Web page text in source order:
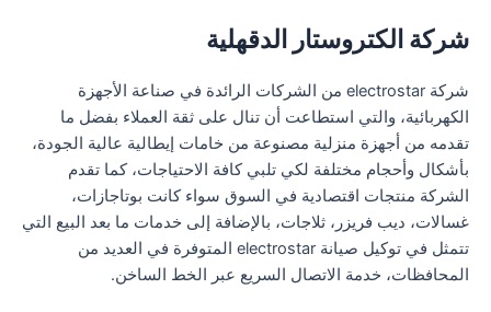
شركة الكتروستار الدقهلية
شركة electrostar من الشركات الرائدة في صناعة الأجهزة
الكهربائية، والتي استطاعت أن تنال على ثقة العملاء بفضل ما
تقدمه من أجهزة منزلية مصنوعة من خامات إيطالية عالية الجودة،
بأشكال وأحجام مختلفة لكي تلبي كافة الاحتياجات، كما تقدم
الشركة منتجات اقتصادية في السوق سواء كانت بوتاجازات،
غسالات، ديب فريزر، ثلاجات، بالإضافة إلى خدمات ما بعد البيع التي
تتمثل في توكيل صيانة electrostar المتوفرة في العديد من
المحافظات، خدمة الاتصال السريع عبر الخط الساخن.